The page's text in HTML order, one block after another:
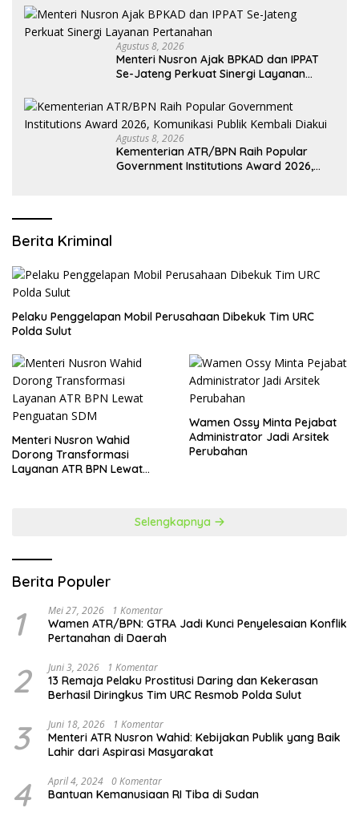
Agustus 8, 2026
Menteri Nusron Ajak BPKAD dan IPPAT
Se-Jateng Perkuat Sinergi Layanan
Agustus 8, 2026
Kementerian ATR/BPN Raih Popular
Government Institutions Award 2026,
Berita Kriminal
​Pelaku Penggelapan Mobil Perusahaan Dibekuk Tim URC
Polda Sulut
​Menteri Nusron Wahid
Dorong Transformasi
Layanan ATR BPN Lewat
Wamen Ossy Minta Pejabat
Administrator Jadi Arsitek
Perubahan
Selengkapnya
Berita Populer
1 Mei 27, 2026 1 Komentar
Wamen ATR/BPN: GTRA Jadi Kunci Penyelesaian Konflik
Pertanahan di Daerah
2 Juni 3, 2026 1 Komentar
13 Remaja Pelaku Prostitusi Daring dan Kekerasan
Berhasil Diringkus Tim URC Resmob Polda Sulut
3 Juni 18, 2026 1 Komentar
Menteri ATR Nusron Wahid: Kebijakan Publik yang Baik
Lahir dari Aspirasi Masyarakat
4 April 4, 2024 0 Komentar
Bantuan Kemanusiaan RI Tiba di Sudan